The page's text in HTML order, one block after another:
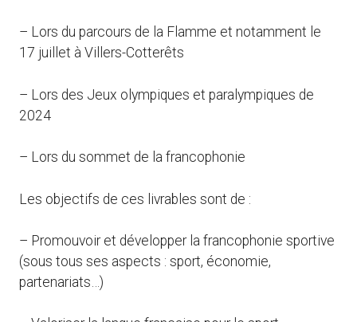
– Lors du parcours de la Flamme et notamment le
17 juillet à Villers-Cotterêts
– Lors des Jeux olympiques et paralympiques de
2024
– Lors du sommet de la francophonie
Les objectifs de ces livrables sont de :
– Promouvoir et développer la francophonie sportive
(sous tous ses aspects : sport, économie,
partenariats…)